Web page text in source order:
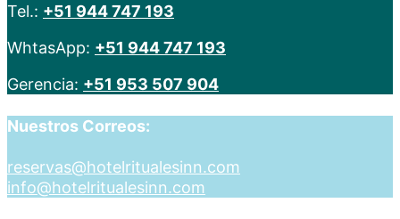
Tel.: +51 944 747 193
WhtasApp: +51 944 747 193
Gerencia: +51 953 507 904
Nuestros Correos:
reservas@hotelritualesinn.com
info@hotelritualesinn.com